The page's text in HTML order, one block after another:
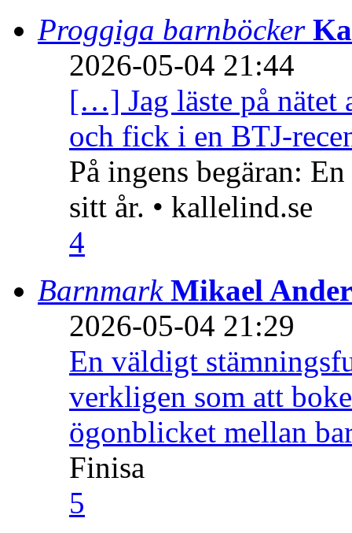
Proggiga barnböcker
2026-05-04 21:44
[…] Jag läste på nätet
och fick i en BTJ-
På ingens begäran:
sitt år. • kallelind.se
4
Barnmark Mikael
2026-05-04 21:29
En väldigt
verkligen som att
ögonblicket mellan
Finisa
5